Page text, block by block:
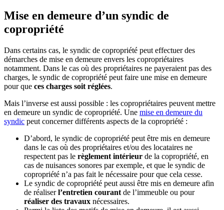
Mise en demeure d’un syndic de
copropriété
Dans certains cas, le syndic de copropriété peut effectuer des
démarches de mise en demeure envers les copropriétaires
notamment. Dans le cas où des propriétaires ne payeraient pas des
charges, le syndic de copropriété peut faire une mise en demeure
pour que ces charges soit réglées.
Mais l’inverse est aussi possible : les copropriétaires peuvent mettre
en demeure un syndic de copropriété. Une mise en demeure du
syndic peut concerner différents aspects de la copropriété :
D’abord, le syndic de copropriété peut être mis en demeure
dans le cas où des propriétaires et/ou des locataires ne
respectent pas le règlement intérieur de la copropriété, en
cas de nuisances sonores par exemple, et que le syndic de
copropriété n’a pas fait le nécessaire pour que cela cesse.
Le syndic de copropriété peut aussi être mis en demeure afin
de réaliserl’entretien courant de l’immeuble ou pour
réaliser des travaux nécessaires.